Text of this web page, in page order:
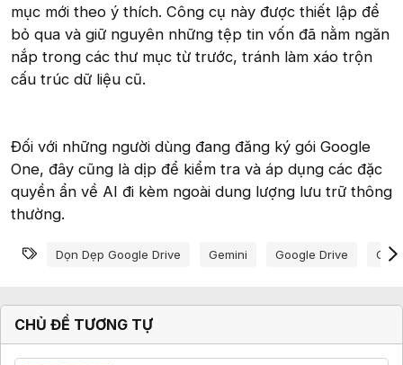
mục mới theo ý thích. Công cụ này được thiết lập để
bỏ qua và giữ nguyên những tệp tin vốn đã nằm ngăn
nắp trong các thư mục từ trước, tránh làm xáo trộn
cấu trúc dữ liệu cũ.
Đối với những người dùng đang đăng ký gói Google
One, đây cũng là dịp để kiểm tra và áp dụng các đặc
quyền ẩn về AI đi kèm ngoài dung lượng lưu trữ thông
thường.
Từ khóa
Dọn Dẹp Google Drive Gemini Google Drive
CHỦ ĐỀ TƯƠNG TỰ